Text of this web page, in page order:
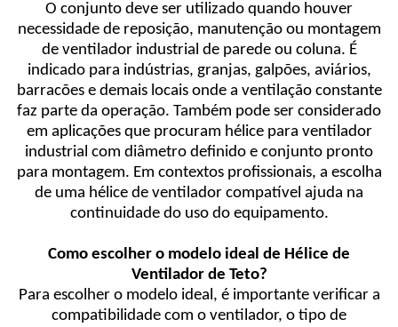
O conjunto deve ser utilizado quando houver
necessidade de reposição, manutenção ou montagem
de ventilador industrial de parede ou coluna. É
indicado para indústrias, granjas, galpões, aviários,
barracões e demais locais onde a ventilação constante
faz parte da operação. Também pode ser considerado
em aplicações que procuram hélice para ventilador
industrial com diâmetro definido e conjunto pronto
para montagem. Em contextos profissionais, a escolha
de uma hélice de ventilador compatível ajuda na
continuidade do uso do equipamento.
Como escolher o modelo ideal de Hélice de
Ventilador de Teto?
Para escolher o modelo ideal, é importante verificar a
compatibilidade com o ventilador, o tipo de